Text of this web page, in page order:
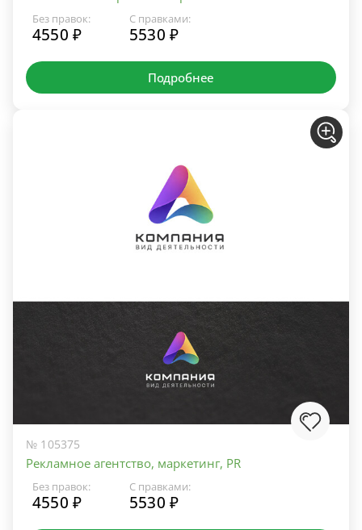
Без правок:
4550 ₽
С правками:
5530 ₽
Подробнее
№ 105375
Рекламное агентство, маркетинг, PR
Без правок:
4550 ₽
С правками:
5530 ₽